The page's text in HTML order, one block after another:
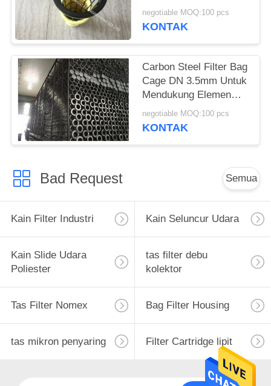
untuk kolektor debu
negotiable MOQ:100 pcs
KONTAK
Carbon Steel Filter Bag
Cage DN 3.5mm Untuk
Mendukung Elemen
Pengumpul Debu
negotiable MOQ:100 pcs
KONTAK
Bad Request Semua
Kain Filter Industri Kain Seluncur Udara
Kain Slide Udara
Poliester
tas filter debu
kolektor
Tas Filter Nomex Bag Filter Housing
tas mikron penyaring Filter Cartridge lipit